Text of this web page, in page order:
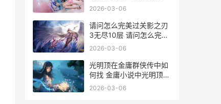
志游戏
2026-03-06
请问怎么完美过关影之刃
3无尽10层 请问怎么完美
过生日呢
2026-03-06
光明顶在金庸群侠传中如
何找 金庸小说中光明顶在
哪里
2026-03-06